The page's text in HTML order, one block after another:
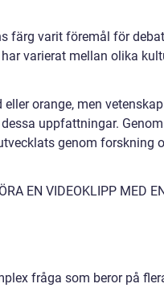
färg varit föremål för
varierat mellan olika
orange, men
uppfattningar. Genom
genom forskning
EN VIDEOKLIPP MED
fråga som beror på